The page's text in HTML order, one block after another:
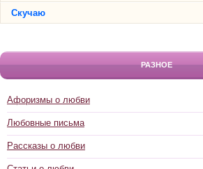
Скучаю
РАЗНОЕ
Афоризмы о любви
Любовные письма
Рассказы о любви